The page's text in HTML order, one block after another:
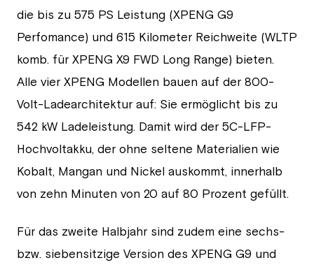
die bis zu 575 PS Leistung (XPENG G9
Perfomance) und 615 Kilometer Reichweite (WLTP
komb. für XPENG X9 FWD Long Range) bieten.
Alle vier XPENG Modellen bauen auf der 800-
Volt-Ladearchitektur auf: Sie ermöglicht bis zu
542 kW Ladeleistung. Damit wird der 5C-LFP-
Hochvoltakku, der ohne seltene Materialien wie
Kobalt, Mangan und Nickel auskommt, innerhalb
von zehn Minuten von 20 auf 80 Prozent gefüllt.
Für das zweite Halbjahr sind zudem eine sechs-
bzw. siebensitzige Version des XPENG G9 und